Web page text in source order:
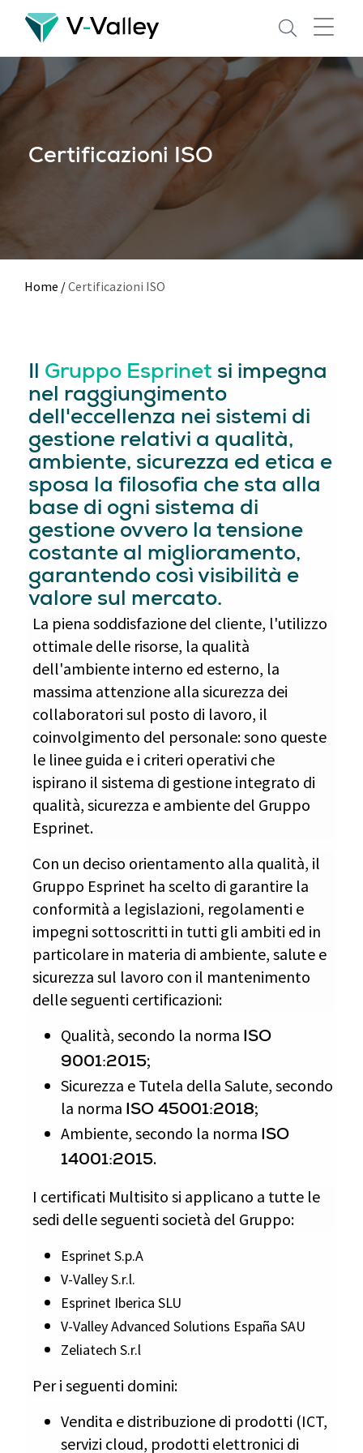
Skip
main
content
Certificazioni ISO
Home /Certificazioni ISO
Il Gruppo Esprinet si impegna
nel raggiungimento
dell'eccellenza nei sistemi di
gestione relativi a qualità,
ambiente, sicurezza ed etica e
sposa la filosofia che sta alla
base di ogni sistema di
gestione ovvero la tensione
costante al miglioramento,
garantendo così visibilità e
valore sul mercato.
La piena soddisfazione del cliente, l'utilizzo
ottimale delle risorse, la qualità
dell'ambiente interno ed esterno, la
massima attenzione alla sicurezza dei
collaboratori sul posto di lavoro, il
coinvolgimento del personale: sono queste
le linee guida e i criteri operativi che
ispirano il sistema di gestione integrato di
qualità, sicurezza e ambiente del Gruppo
Esprinet.
Con un deciso orientamento alla qualità, il
Gruppo Esprinet ha scelto di garantire la
conformità a legislazioni, regolamenti e
impegni sottoscritti in tutti gli ambiti ed in
particolare in materia di ambiente, salute e
sicurezza sul lavoro con il mantenimento
delle seguenti certificazioni:
Qualità, secondo la norma ISO
9001:2015;
Sicurezza e Tutela della Salute, secondo
la norma ISO 45001:2018;
Ambiente, secondo la norma ISO
14001:2015.
I certificati Multisito si applicano a tutte le
sedi delle seguenti società del Gruppo:
Esprinet S.p.A
V-Valley S.r.l.
Esprinet Iberica SLU
V-Valley Advanced Solutions España SAU
Zeliatech S.r.l
Per i seguenti domini:
Vendita e distribuzione di prodotti (ICT,
servizi cloud, prodotti elettronici di